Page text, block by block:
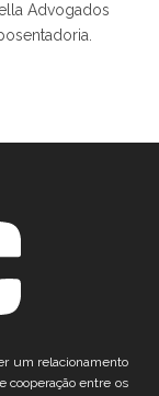
Advogados
um relacionamento
cooperação entre os